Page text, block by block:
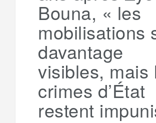
Bouna, « les
mobilisations
davantage
visibles, mais
crimes d’État
restent